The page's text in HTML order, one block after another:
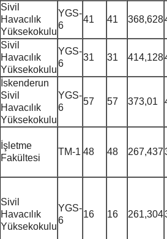
Sivil
Havacılık
Yüksekokulu
YGS-
6
41 41 368,628
Sivil
Havacılık
Yüksekokulu
YGS-
6
31 31 414,128
İskenderun
Sivil
Havacılık
Yüksekokulu
YGS-
6
57 57 373,01
İşletme
Fakültesi
TM-1 48 48 267,437
Sivil
Havacılık
Yüksekokulu
YGS-
6
16 16 261,304